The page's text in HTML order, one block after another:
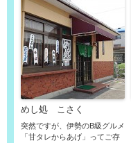
めし処 こさく
突然ですが、伊勢のB級グルメ
「甘タレからあげ」ってご存